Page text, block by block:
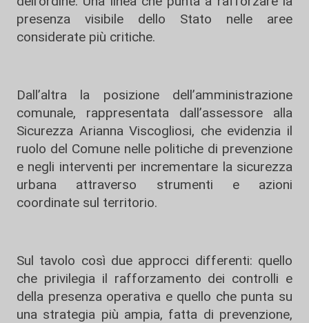
presenza visibile dello Stato nelle aree
considerate più critiche.
Dall’altra la posizione dell’amministrazione
comunale, rappresentata dall’assessore alla
Sicurezza Arianna Viscogliosi, che evidenzia il
ruolo del Comune nelle politiche di prevenzione
e negli interventi per incrementare la sicurezza
urbana attraverso strumenti e azioni
coordinate sul territorio.
Sul tavolo così due approcci differenti: quello
che privilegia il rafforzamento dei controlli e
della presenza operativa e quello che punta su
una strategia più ampia, fatta di prevenzione,